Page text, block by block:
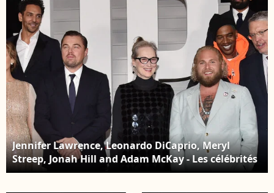
Jennifer Lawrence, Leonardo DiCaprio, Meryl
Streep, Jonah Hill and Adam McKay - Les célébrités
arrivent à la première de "Don't Look Up" (Netflix)